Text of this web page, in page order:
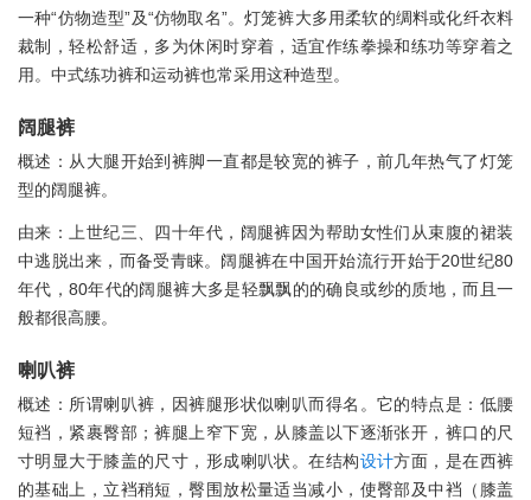
一种“仿物造型”及“仿物取名”。灯笼裤大多用柔软的绸料或化纤衣料
裁制，轻松舒适，多为休闲时穿着，适宜作练拳操和练功等穿着之
用。中式练功裤和运动裤也常采用这种造型。
阔腿裤
概述：从大腿开始到裤脚一直都是较宽的裤子，前几年热气了灯笼
型的阔腿裤。
由来：上世纪三、四十年代，阔腿裤因为帮助女性们从束腹的裙装
中逃脱出来，而备受青睐。阔腿裤在中国开始流行开始于20世纪80
年代，80年代的阔腿裤大多是轻飘飘的的确良或纱的质地，而且一
般都很高腰。
喇叭裤
概述：所谓喇叭裤，因裤腿形状似喇叭而得名。它的特点是：低腰
短裆，紧裹臀部；裤腿上窄下宽，从膝盖以下逐渐张开，裤口的尺
寸明显大于膝盖的尺寸，形成喇叭状。在结构设计方面，是在西裤
的基础上，立裆稍短，臀围放松量适当减小，使臀部及中裆（膝盖